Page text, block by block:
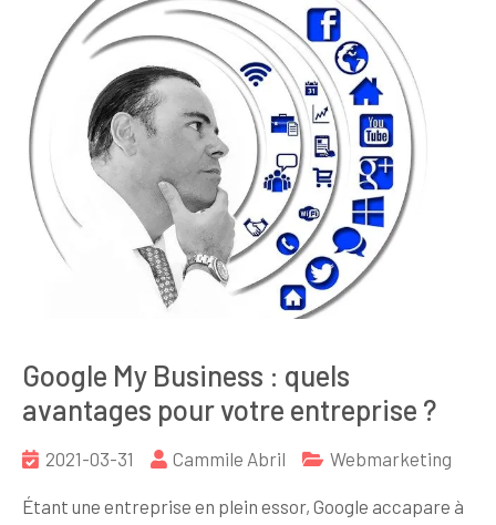
Google My Business : quels
avantages pour votre entreprise ?
2021-03-31 Cammile Abril Webmarketing
Étant une entreprise en plein essor, Google accapare à